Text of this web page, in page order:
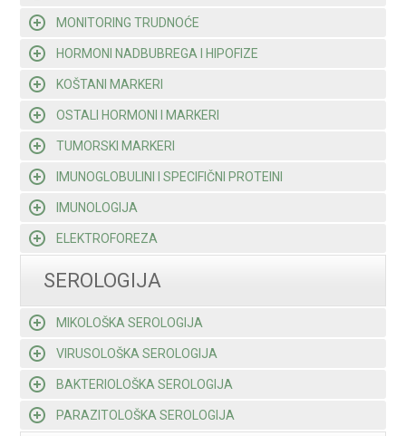
MONITORING TRUDNOĆE
HORMONI NADBUBREGA I HIPOFIZE
KOŠTANI MARKERI
OSTALI HORMONI I MARKERI
TUMORSKI MARKERI
IMUNOGLOBULINI I SPECIFIČNI PROTEINI
IMUNOLOGIJA
ELEKTROFOREZA
SEROLOGIJA
MIKOLOŠKA SEROLOGIJA
VIRUSOLOŠKA SEROLOGIJA
BAKTERIOLOŠKA SEROLOGIJA
PARAZITOLOŠKA SEROLOGIJA